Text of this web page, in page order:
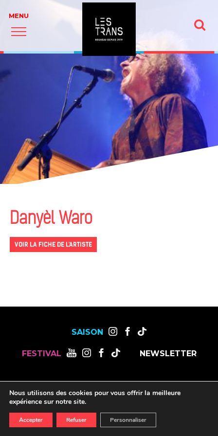
Danyèl Waro
VOIR LA FICHE DE L'ARTISTE
SAISON
FESTIVAL NEWSLETTER
RESSOURCES
Nous utilisons des cookies pour vous offrir la meilleure
expérience sur notre site.
Accepter Refuser Personnaliser